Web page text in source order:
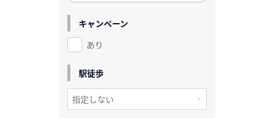
キャンペーン
あり
駅徒歩